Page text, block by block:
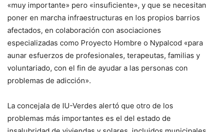
«muy importante» pero «insuficiente», y que se necesitan
poner en marcha infraestructuras en los propios barrios
afectados, en colaboración con asociaciones
especializadas como Proyecto Hombre o Nypalcod «para
aunar esfuerzos de profesionales, terapeutas, familias y
voluntariado, con el fin de ayudar a las personas con
problemas de adicción».
La concejala de IU-Verdes alertó que otro de los
problemas más importantes es el del estado de